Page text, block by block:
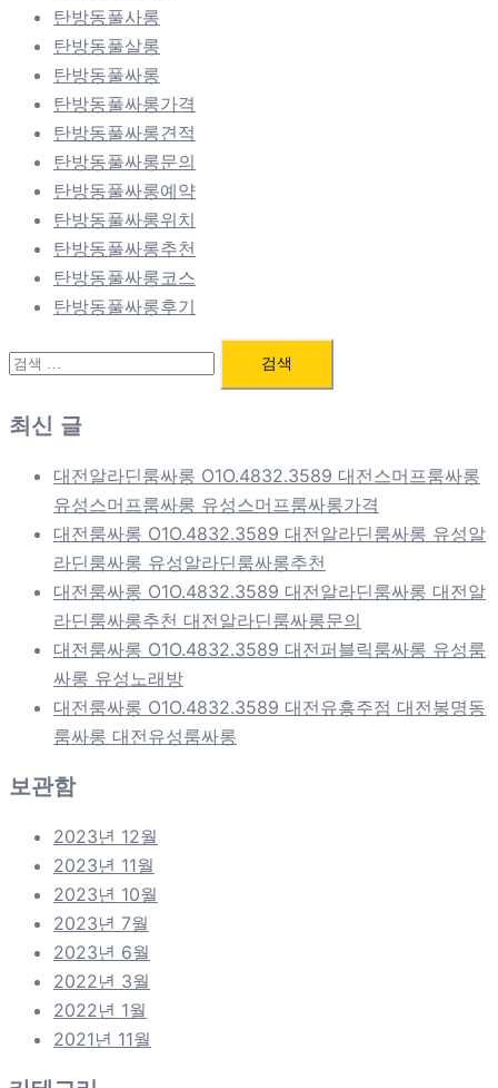
탄방동풀사롱
탄방동풀살롱
탄방동풀싸롱
탄방동풀싸롱가격
탄방동풀싸롱견적
탄방동풀싸롱문의
탄방동풀싸롱예약
탄방동풀싸롱위치
탄방동풀싸롱추천
탄방동풀싸롱코스
탄방동풀싸롱후기
검
색:
최신 글
대전알라딘룸싸롱 O1O.4832.3589 대전스머프룸싸롱
유성스머프룸싸롱 유성스머프룸싸롱가격
대전룸싸롱 O1O.4832.3589 대전알라딘룸싸롱 유성알
라딘룸싸롱 유성알라딘룸싸롱추천
대전룸싸롱 O1O.4832.3589 대전알라딘룸싸롱 대전알
라딘룸싸롱추천 대전알라딘룸싸롱문의
대전룸싸롱 O1O.4832.3589 대전퍼블릭룸싸롱 유성룸
싸롱 유성노래방
대전룸싸롱 O1O.4832.3589 대전유흥주점 대전봉명동
룸싸롱 대전유성룸싸롱
보관함
2023년 12월
2023년 11월
2023년 10월
2023년 7월
2023년 6월
2022년 3월
2022년 1월
2021년 11월